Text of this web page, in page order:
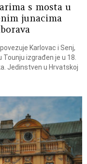
s mosta u
junacima
Karlovac i Senj,
izgrađen je u 18.
Jedinstven u Hrvatskoj